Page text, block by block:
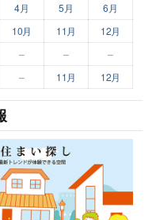
4月 5月
6月
10月 11月 12月
– –
–
– 11月 12月